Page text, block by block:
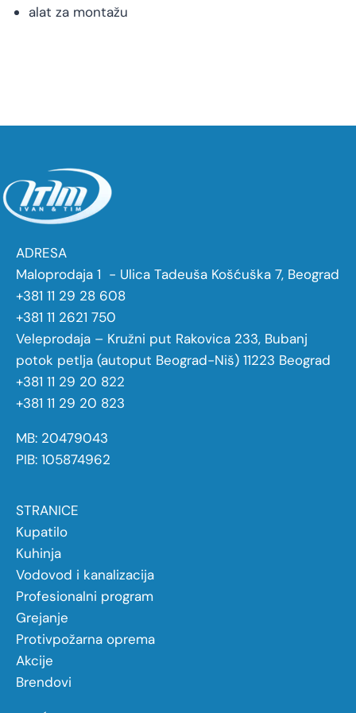
alat za montažu
ADRESA
Maloprodaja 1 - Ulica Tadeuša Košćuška 7, Beograd
+381 11 29 28 608
+381 11 2621 750
Veleprodaja – Kružni put Rakovica 233, Bubanj
potok petlja (autoput Beograd-Niš) 11223 Beograd
+381 11 29 20 822
+381 11 29 20 823
MB: 20479043
PIB: 105874962
STRANICE
Kupatilo
Kuhinja
Vodovod i kanalizacija
Profesionalni program
Grejanje
Protivpožarna oprema
Akcije
Brendovi